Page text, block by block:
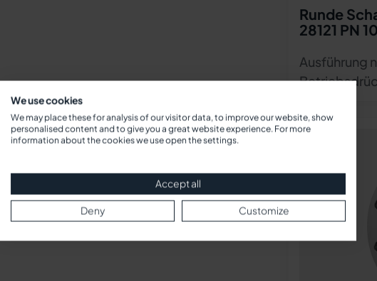
Runde
28121 PN
Ausführung
We use cookies
We may place these for analysis of our visitor data, to improve our website, show
personalised content and to give you a great website experience. For more
information about the cookies we use open the settings.
Accept all
Deny Customize